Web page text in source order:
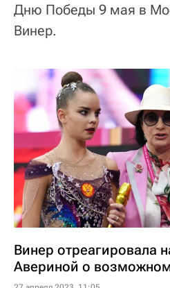
Дню Победы 9 мая в
Винер.
Винер отреагировала
Авериной о